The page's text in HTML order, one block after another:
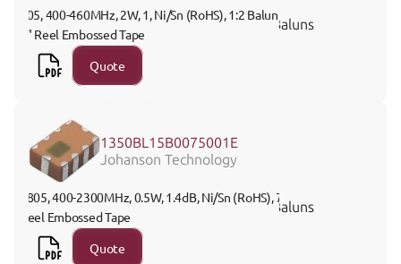
805, 400-460MHz, 2W, 1, Ni/Sn (RoHS), 1:2 Balun,
7" Reel Embossed Tape
Baluns
Quote
1350BL15B0075001E
Johanson Technology
0805, 400-2300MHz, 0.5W, 1.4dB, Ni/Sn (RoHS), 7"
Reel Embossed Tape
Baluns
Quote